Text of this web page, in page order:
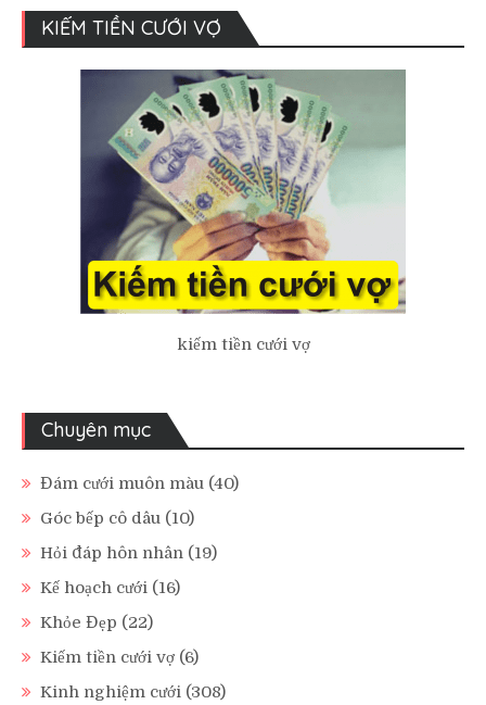
KIẾM TIỀN CƯỚI VỢ
kiếm tiền cưới vợ
Chuyên mục
Đám cưới muôn màu (40)
Góc bếp cô dâu (10)
Hỏi đáp hôn nhân (19)
Kế hoạch cưới (16)
Khỏe Đẹp (22)
Kiếm tiền cưới vợ (6)
Kinh nghiệm cưới (308)